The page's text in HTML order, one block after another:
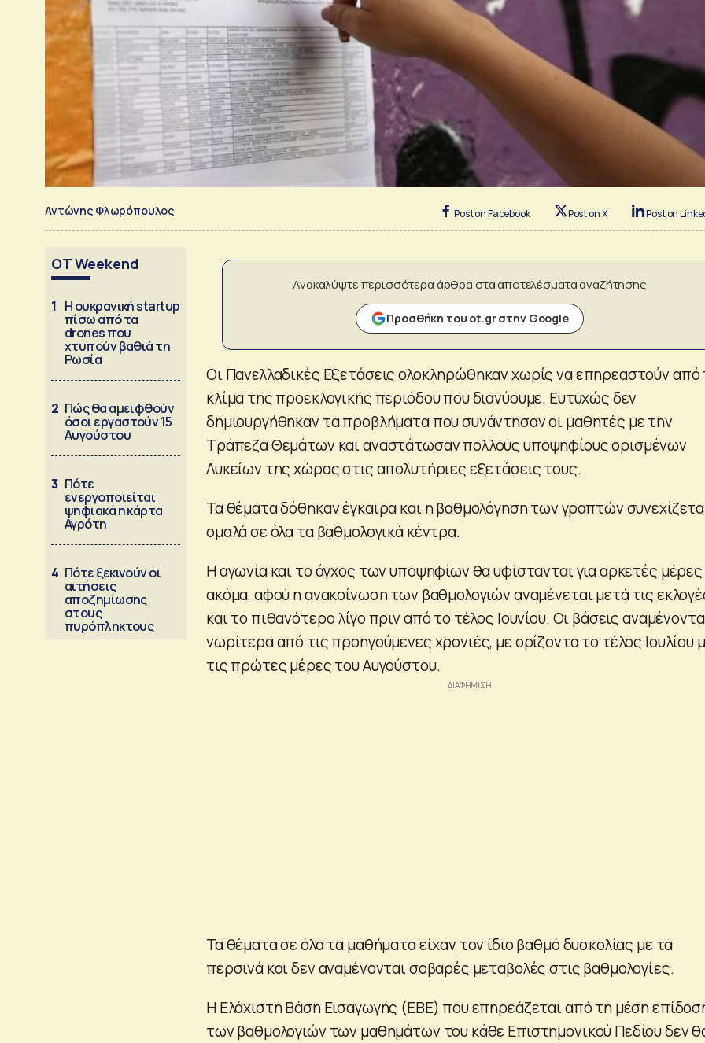
Αντώνης Φλωρόπουλος Post on Facebook Post on X Post on
OT Weekend
1 Η ουκρανική startup
πίσω από τα
drones που
χτυπούν βαθιά τη
Ρωσία
2 Πώς θα αμειφθούν
όσοι εργαστούν 15
Αυγούστου
3 Πότε
ενεργοποιείται
ψηφιακά η κάρτα
Αγρότη
4 Πότε ξεκινούν οι
αιτήσεις
αποζημίωσης
στους
πυρόπληκτους
Ανακαλύψτε περισσότερα άρθρα στα αποτελέσματα αναζήτησης
Προσθήκη του ot.gr στην Google
Οι Πανελλαδικές Εξετάσεις ολοκληρώθηκαν χωρίς να επηρεαστούν από
κλίμα της προεκλογικής περιόδου που διανύουμε. Ευτυχώς δεν
δημιουργήθηκαν τα προβλήματα που συνάντησαν οι μαθητές με την
Τράπεζα Θεμάτων και αναστάτωσαν πολλούς υποψηφίους ορισμένων
Λυκείων της χώρας στις απολυτήριες εξετάσεις τους.
Τα θέματα δόθηκαν έγκαιρα και η βαθμολόγηση των γραπτών
ομαλά σε όλα τα βαθμολογικά κέντρα.
Η αγωνία και το άγχος των υποψηφίων θα υφίστανται για αρκετές μέρες
ακόμα, αφού η ανακοίνωση των βαθμολογιών αναμένεται μετά τις
και το πιθανότερο λίγο πριν από το τέλος Ιουνίου. Οι βάσεις
νωρίτερα από τις προηγούμενες χρονιές, με ορίζοντα το τέλος Ιουλίου
τις πρώτες μέρες του Αυγούστου.
Τα θέματα σε όλα τα μαθήματα είχαν τον ίδιο βαθμό δυσκολίας με τα
περσινά και δεν αναμένονται σοβαρές μεταβολές στις βαθμολογίες.
Η Ελάχιστη Βάση Εισαγωγής (ΕΒΕ) που επηρεάζεται από τη μέση
των βαθμολογιών των μαθημάτων του κάθε Επιστημονικού Πεδίου δεν